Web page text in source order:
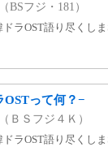
BSフジ・181）
ラOST語り尽くしま
って何？−
ＢＳフジ４Ｋ）
ラOST語り尽くしま